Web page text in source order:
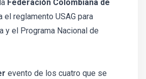
Federación Colombiana de
el reglamento USAG para
y el Programa Nacional de
evento de los cuatro que se